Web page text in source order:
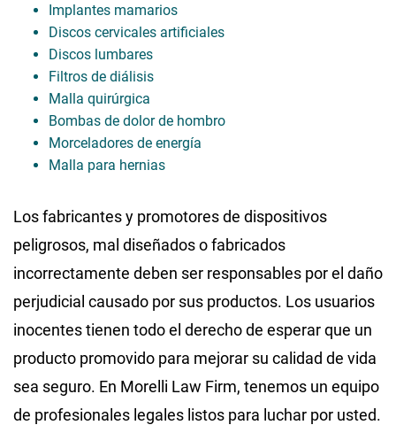
Implantes mamarios
Discos cervicales artificiales
Discos lumbares
Filtros de diálisis
Malla quirúrgica
Bombas de dolor de hombro
Morceladores de energía
Malla para hernias
Los fabricantes y promotores de dispositivos
peligrosos, mal diseñados o fabricados
incorrectamente deben ser responsables por el daño
perjudicial causado por sus productos. Los usuarios
inocentes tienen todo el derecho de esperar que un
producto promovido para mejorar su calidad de vida
sea seguro. En Morelli Law Firm, tenemos un equipo
de profesionales legales listos para luchar por usted.